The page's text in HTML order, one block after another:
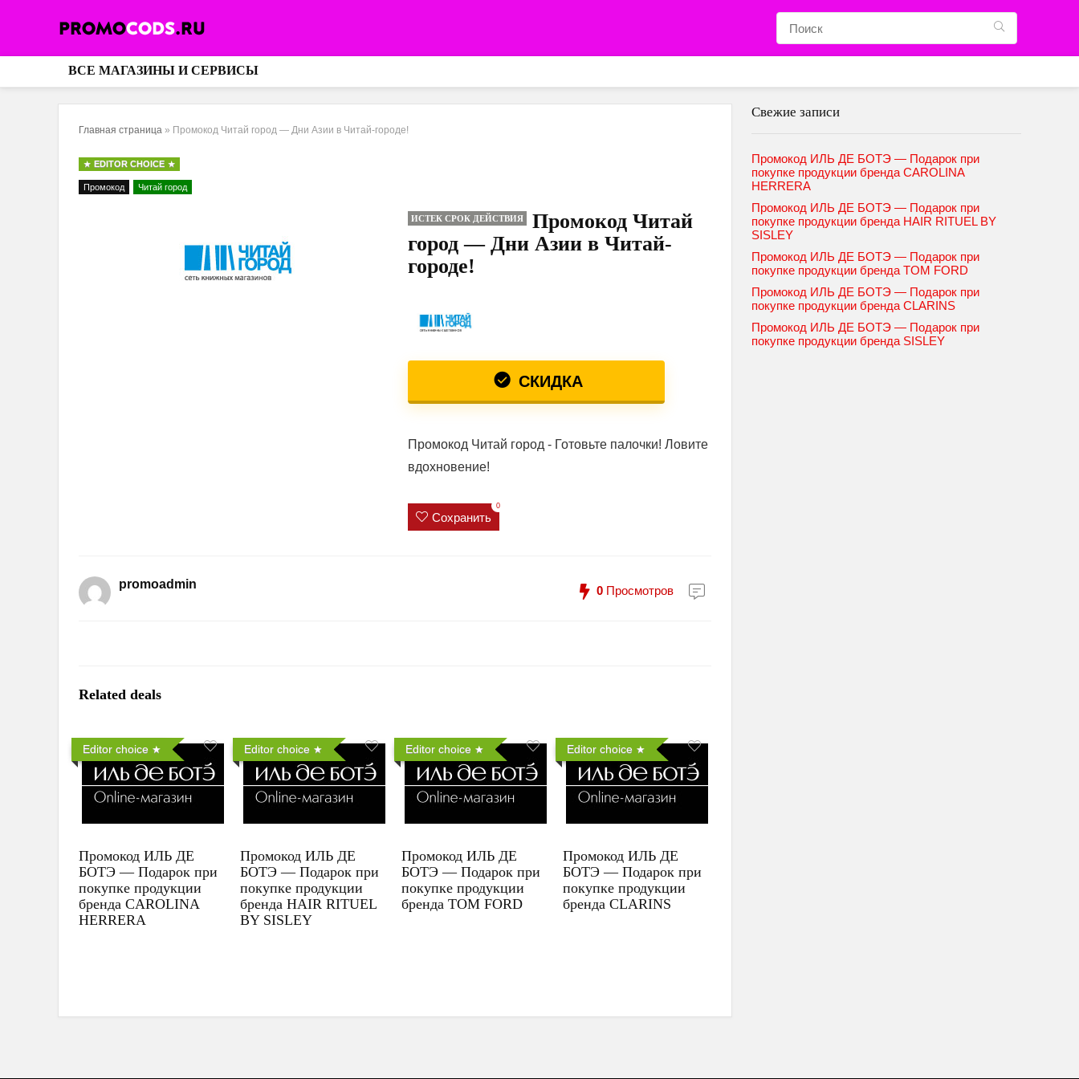
ВСЕ МАГАЗИНЫ И СЕРВИСЫ
Главная страница » Промокод Читай город — Дни Азии в Читай-городе!
EDITOR CHOICE
Промокод Читай город
ИСТЕК СРОК ДЕЙСТВИЯ
Промокод Читай
город — Дни Азии в Читай-
городе!
СКИДКА
Промокод Читай город - Готовьте палочки! Ловите
вдохновение!
Сохранить
0
promoadmin 0 Просмотров
Related deals
Editor choice
Промокод ИЛЬ ДЕ
БОТЭ — Подарок при
покупке продукции
бренда CAROLINA
HERRERA
Editor choice
Промокод ИЛЬ ДЕ
БОТЭ — Подарок при
покупке продукции
бренда HAIR RITUEL
BY SISLEY
Editor choice
Промокод ИЛЬ ДЕ
БОТЭ — Подарок при
покупке продукции
бренда TOM FORD
Editor choice
Промокод ИЛЬ ДЕ
БОТЭ — Подарок при
покупке продукции
бренда CLARINS
Свежие записи
Промокод ИЛЬ ДЕ БОТЭ — Подарок при
покупке продукции бренда CAROLINA
HERRERA
Промокод ИЛЬ ДЕ БОТЭ — Подарок при
покупке продукции бренда HAIR RITUEL BY
SISLEY
Промокод ИЛЬ ДЕ БОТЭ — Подарок при
покупке продукции бренда TOM FORD
Промокод ИЛЬ ДЕ БОТЭ — Подарок при
покупке продукции бренда CLARINS
Промокод ИЛЬ ДЕ БОТЭ — Подарок при
покупке продукции бренда SISLEY